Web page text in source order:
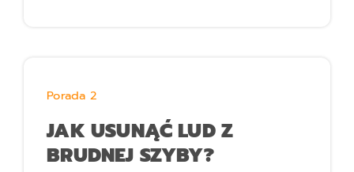
Porada 2
JAK USUNĄĆ LUD Z
BRUDNEJ SZYBY?